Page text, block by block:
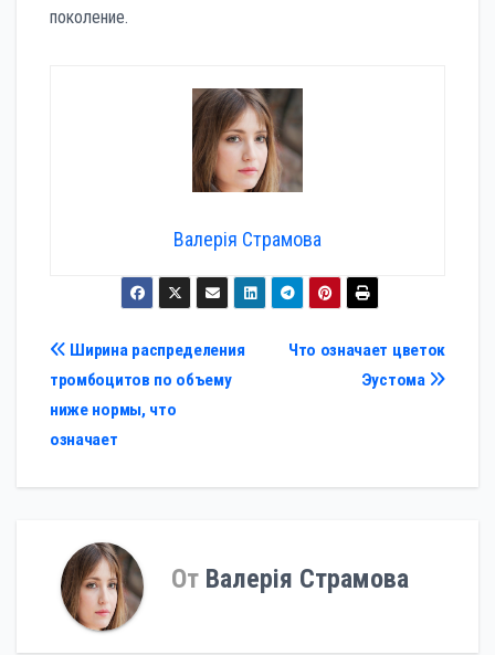
поколение.
Валерія Страмова
Навигация
по
записям
Что означает цветок
Эустома
Ширина распределения
тромбоцитов по объему
ниже нормы, что
означает
От Валерія Страмова